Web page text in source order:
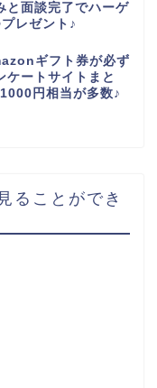
と面談完了でハーゲ
レゼント♪
ギフト券が必ず
ケートサイトまと
円相当が多数♪
ることができ